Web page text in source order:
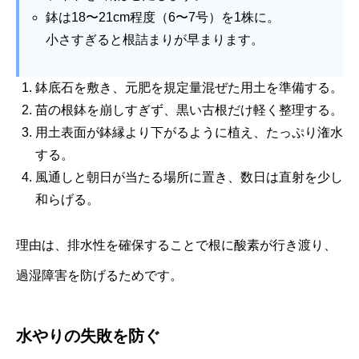
鉢は18〜21cm程度（6〜7号）を1株に。
小さすぎると根詰まりが早まります。
鉢底石を敷き、元肥を規定量混ぜた用土を準備する。
苗の根鉢を崩しすぎず、黒い古根だけ軽く整理する。
用土表面が鉢縁より下がるように植え、たっぷり潅水
する。
風通しと朝日が当たる場所に置き、数日は直射を少し
和らげる。
理由は、排水性を確保することで根に酸素が行き渡り、
過湿障害を防げるためです。
水やりの失敗を防ぐ